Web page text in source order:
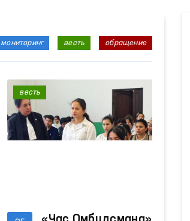
мониторинг весть обращение
весть